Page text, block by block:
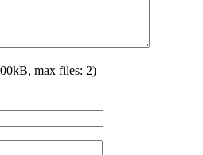
max files: 2)